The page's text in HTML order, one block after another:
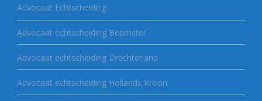
Advocaat Echtscheiding
Advocaat echtscheiding Beemster
Advocaat echtscheiding Drechterland
Advocaat echtscheiding Hollands Kroon